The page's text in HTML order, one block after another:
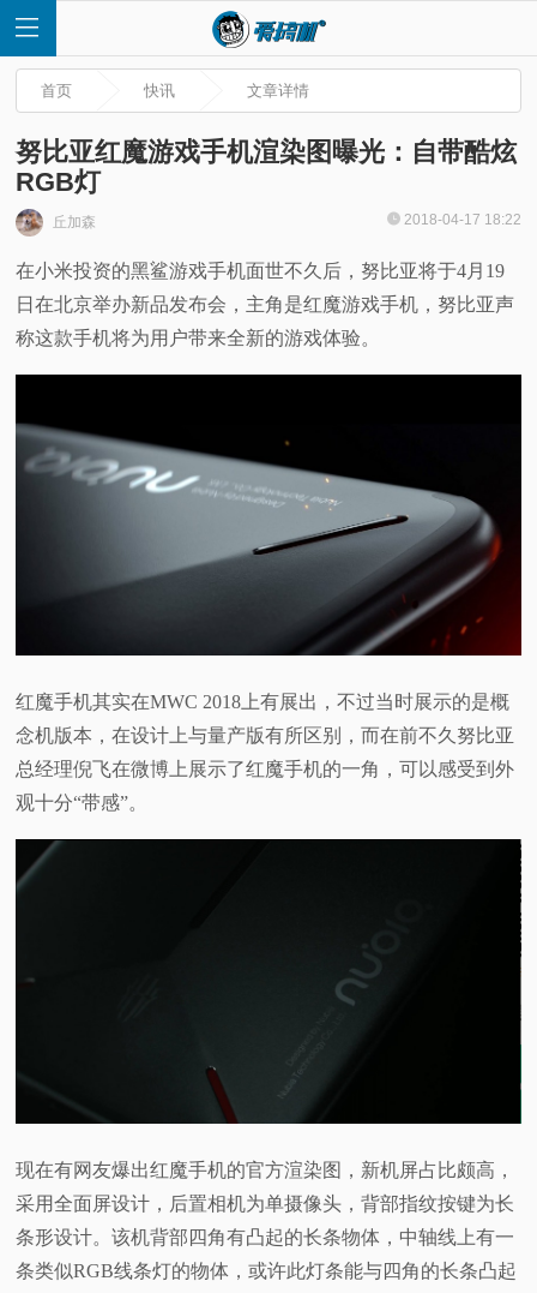
首
页
快
评
科
普
体
验
首页 快讯 文章详情
努比亚红魔游戏手机渲染图曝光：自带酷炫
RGB灯
丘加森 2018-04-17 18:22
在小米投资的黑鲨游戏手机面世不久后，努比亚将于4月19
日在北京举办新品发布会，主角是红魔游戏手机，努比亚声
称这款手机将为用户带来全新的游戏体验。
红魔手机其实在MWC 2018上有展出，不过当时展示的是概
念机版本，在设计上与量产版有所区别，而在前不久努比亚
总经理倪飞在微博上展示了红魔手机的一角，可以感受到外
观十分“带感”。
现在有网友爆出红魔手机的官方渲染图，新机屏占比颇高，
采用全面屏设计，后置相机为单摄像头，背部指纹按键为长
条形设计。该机背部四角有凸起的长条物体，中轴线上有一
条类似RGB线条灯的物体，或许此灯条能与四角的长条凸起